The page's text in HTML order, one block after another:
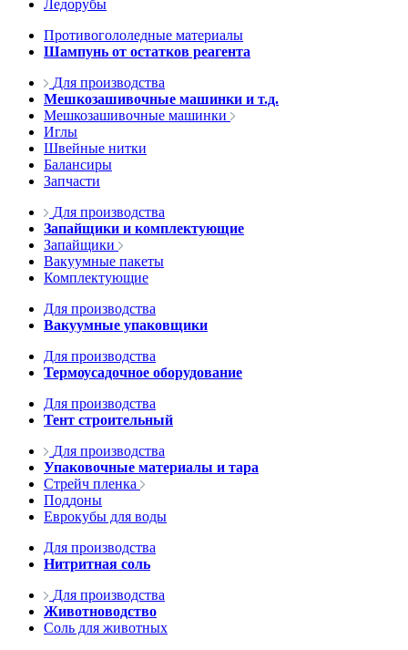
Ледорубы
Противогололедные материалы
Шампунь от остатков реагента
Для производства
Мешкозашивочные машинки и т.д.
Мешкозашивочные машинки
Иглы
Швейные нитки
Балансиры
Запчасти
Для производства
Запайщики и комплектующие
Запайщики
Вакуумные пакеты
Комплектующие
Для производства
Вакуумные упаковщики
Для производства
Термоусадочное оборудование
Для производства
Тент строительный
Для производства
Упаковочные материалы и тара
Стрейч пленка
Поддоны
Еврокубы для воды
Для производства
Нитритная соль
Для производства
Животноводство
Соль для животных